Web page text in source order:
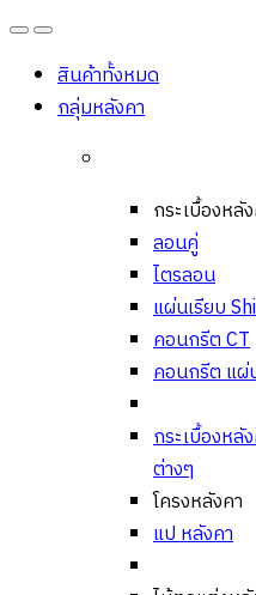
OpenClose
สินค้าทั้งหมด
กลุ่มหลังคา
กระเบื้องหลั
ลอนคู่
ไตรลอน
แผ่นเรียบ
คอนกรีต CT
คอนกรีต แผ่
กระเบื้องหลั
ต่างๆ
โครงหลังคา
แป หลังคา